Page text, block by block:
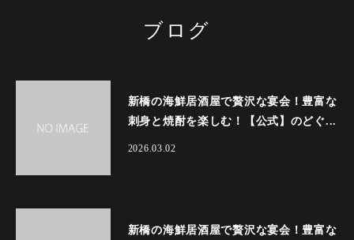
ブログ
新橋の海鮮居酒屋で贅沢な宴会！豊富な
刺身と焼酎を楽しむ！【公式】のどぐ...
2026.03.02
新橋の海鮮居酒屋で贅沢な宴会！豊富な